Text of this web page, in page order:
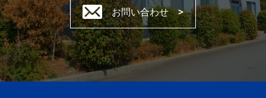
お問い合わせ